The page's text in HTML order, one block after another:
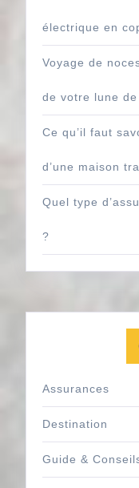
électrique en
Voyage de
de votre lune
Ce qu’il faut
d’une maison
Quel type
?
Assurances
Destination
Guide &